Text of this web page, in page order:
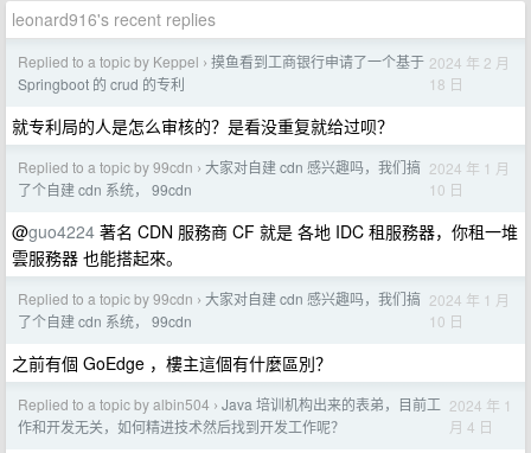
leonard916's recent replies
Replied to a topic by Keppel › 摸鱼看到工商银行申请了一个基于
Springboot 的 crud 的专利
2024 年 2 月
18 日
就专利局的人是怎么审核的？是看没重复就给过呗？
Replied to a topic by 99cdn › 大家对自建 cdn 感兴趣吗，我们搞
了个自建 cdn 系统， 99cdn
2024 年 1 月
10 日
@guo4224 著名 CDN 服務商 CF 就是 各地 IDC 租服務器，你租一堆
雲服務器 也能搭起來。
Replied to a topic by 99cdn › 大家对自建 cdn 感兴趣吗，我们搞
了个自建 cdn 系统， 99cdn
2024 年 1 月
10 日
之前有個 GoEdge ，樓主這個有什麼區別？
Replied to a topic by albin504 › Java 培训机构出来的表弟，目前工
作和开发无关，如何精进技术然后找到开发工作呢？
2024 年 1
月 4 日